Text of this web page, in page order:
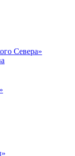
Севера»